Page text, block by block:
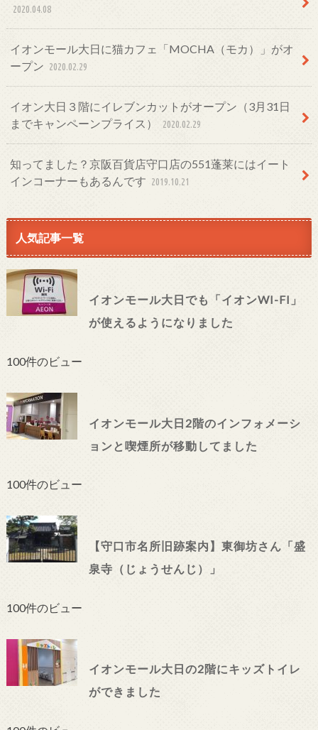
2020.04.08
イオンモール大日に猫カフェ「MOCHA（モカ）」がオ
ープン 2020.02.29
イオン大日３階にイレブンカットがオープン（3月31日
までキャンペーンプライス）
2020.02.29
知ってました？京阪百貨店守口店の551蓬莱にはイート
インコーナーもあるんです 2019.10.21
人気記事一覧
イオンモール大日でも「イオンWI-FI」
が使えるようになりました
100件のビュー
イオンモール大日2階のインフォメーシ
ョンと喫煙所が移動してました
100件のビュー
【守口市名所旧跡案内】東御坊さん「盛
泉寺（じょうせんじ）」
100件のビュー
イオンモール大日の2階にキッズトイレ
ができました